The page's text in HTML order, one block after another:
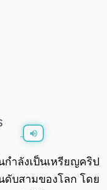
/
กำลังเป็นเหรียญคริป
บสามของโลก โดย